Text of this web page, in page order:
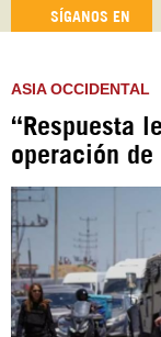
SÍGANOS EN
ASIA OCCIDENTAL
“Respuesta
operación